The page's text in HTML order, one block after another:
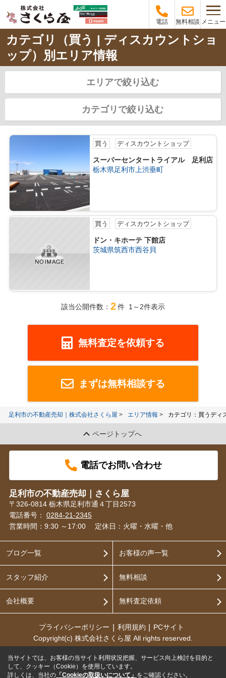
電話 無料相談 メニュー
カテゴリ（買う | ディスカウントショ
ップ）別エリア情報
エリアで絞り込む
カテゴリで絞り込む
買う ディスカウントショップ
スーパーセンタートライアル 足利店
栃木県足利市上渋垂町
買う ディスカウントショップ
ドン・キホーテ 下館店
茨城県筑西市西谷貝
該当公開件数： 2件 1～2件表示
無料査定を依頼する
まずは無料相談する
足利市の不動産売却｜株式会社さくら屋 エリア情報 カテゴリ：買うディ
ページトップへ
電話でお問い合わせ
足利市の不動産売却｜さくら屋
〒326-0814 栃木県足利市通４丁目2573
電話番号： 0284-21-2345
営業時間：9:30 ～17:00
定休日：火曜・水曜・他
ブログ一覧
スタッフ紹介
会社概要
お客様の声一覧
無料相談
無料査定依頼
プライバシーポリシー 利用規約
PCサイト
Copyright(c) 株式会社さくら屋 All rights reserved.
当サイトでは、お客様の当サイト利用状況把握、サービス向上検討を目的と
して、クッキー（Cookie）を使用しています。
詳しくは、当社の 「Cookieの取扱いについて」 をご確認ください。